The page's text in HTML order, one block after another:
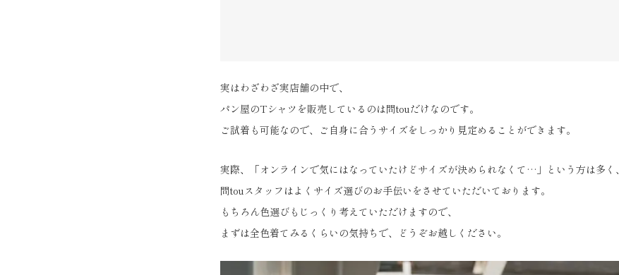
実はわざわざ実店舗の中で、
パン屋のTシャツを販売しているのは問touだけなのです。
ご試着も可能なので、ご自身に合うサイズをしっかり見定めることができます。
実際、「オンラインで気にはなっていたけどサイズが決められなくて…」という方は多く、
問touスタッフはよくサイズ選びのお手伝いをさせていただいております。
もちろん色選びもじっくり考えていただけますので、
まずは全色着てみるくらいの気持ちで、どうぞお越しください。